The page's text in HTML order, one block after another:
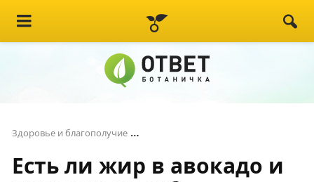
Здоровье и благополучие
Есть ли жир в авокадо и